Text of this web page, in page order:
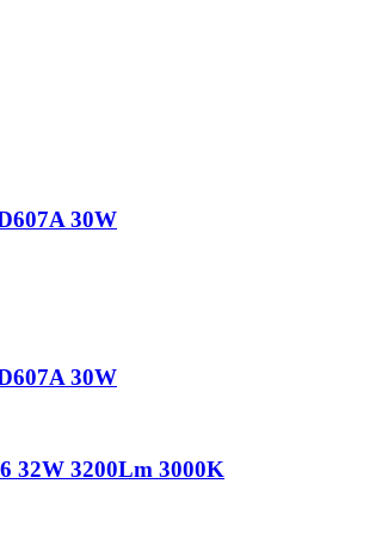
30W
30W
32W 3200Lm 3000K